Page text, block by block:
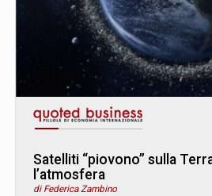
Satelliti “piovono” sulla
l’atmosfera
di Federica Zambino